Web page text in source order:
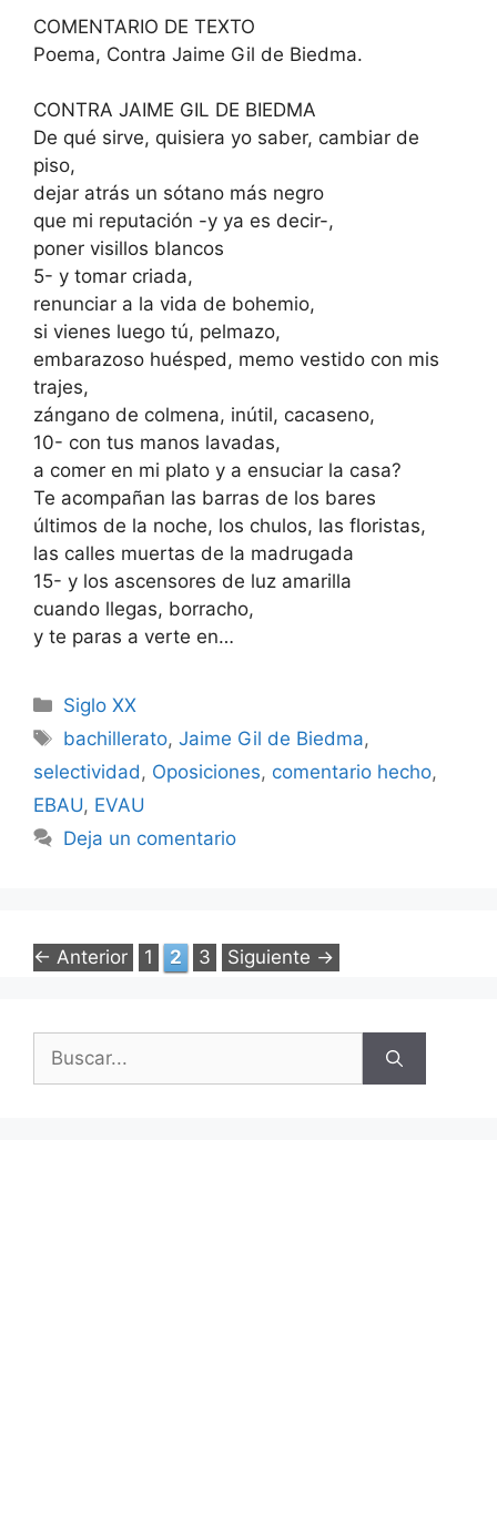
COMENTARIO DE TEXTO
Poema, Contra Jaime Gil de Biedma.
CONTRA JAIME GIL DE BIEDMA
De qué sirve, quisiera yo saber, cambiar de
piso,
dejar atrás un sótano más negro
que mi reputación -y ya es decir-,
poner visillos blancos
5- y tomar criada,
renunciar a la vida de bohemio,
si vienes luego tú, pelmazo,
embarazoso huésped, memo vestido con mis
trajes,
zángano de colmena, inútil, cacaseno,
10- con tus manos lavadas,
a comer en mi plato y a ensuciar la casa?
Te acompañan las barras de los bares
últimos de la noche, los chulos, las floristas,
las calles muertas de la madrugada
15- y los ascensores de luz amarilla
cuando llegas, borracho,
y te paras a verte en…
Categorías
Siglo XX
Etiquetas
bachillerato,Jaime Gil de Biedma,
selectividad, Oposiciones, comentario hecho,
EBAU, EVAU
Deja un comentario
← Anterior Página
1 Página
2 Página
3 Siguiente →
Buscar: